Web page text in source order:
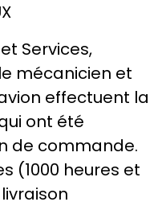
Services,
mécanicien et
effectuent la
ont été
de commande.
(1000 heures et